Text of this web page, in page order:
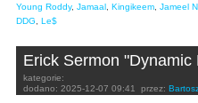
Young Roddy, Jamaal Kingikeem Jameel
DDG
Le$
Erick Sermon "Dynamic
kategorie:
dodano: 2025-12-07 09:41 przez: